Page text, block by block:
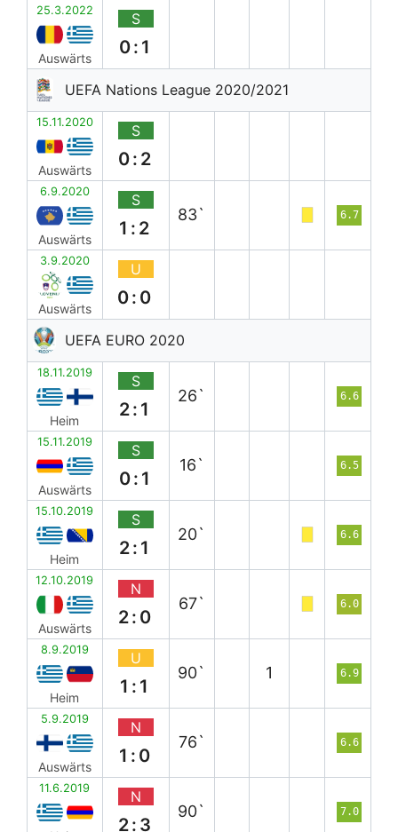
25.3.2022
Auswärts
S
0:1
UEFA Nations League 2020/2021
15.11.2020
Auswärts
S
0:2
6.9.2020
Auswärts
S
1:2
83` 6.7
3.9.2020
Auswärts
U
0:0
UEFA EURO 2020
18.11.2019
Heim
S
2:1
26` 6.6
15.11.2019
Auswärts
S
0:1
16` 6.5
15.10.2019
Heim
S
2:1
20` 6.6
12.10.2019
Auswärts
N
2:0
67` 6.0
8.9.2019
Heim
U
1:1
90` 1 6.9
5.9.2019
Auswärts
N
1:0
76` 6.6
11.6.2019 N
2:3
90` 7.0